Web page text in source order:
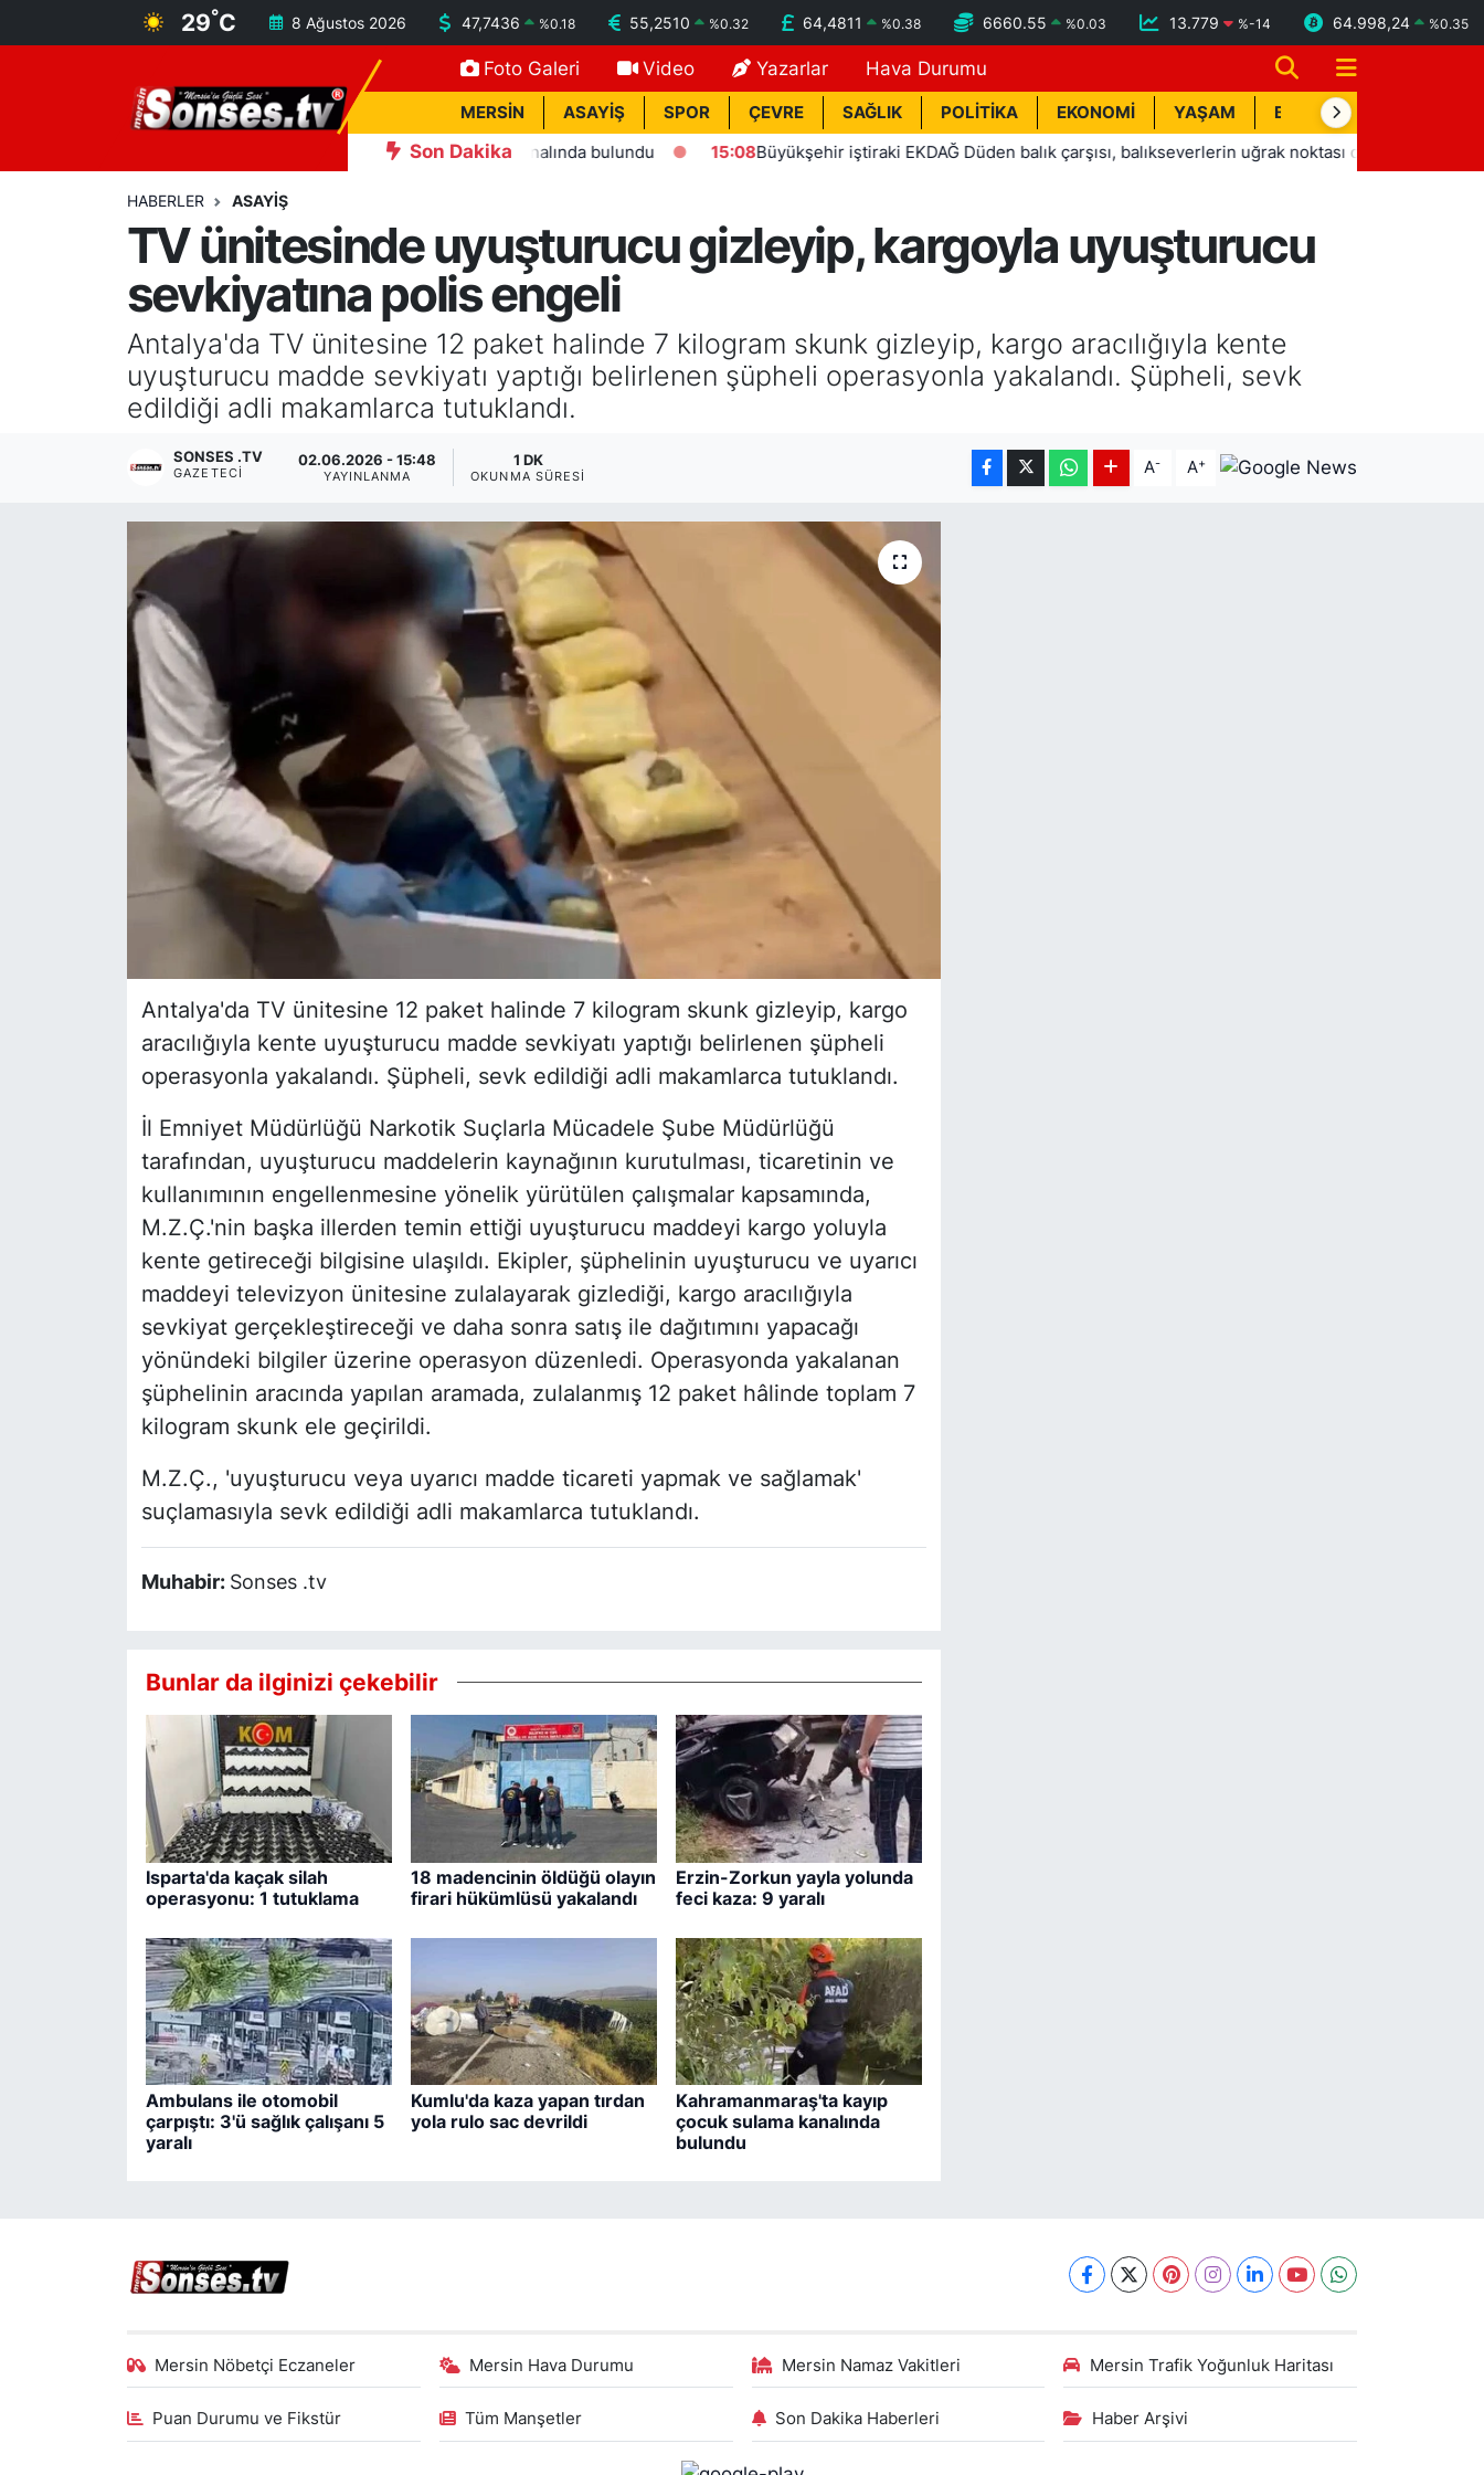
29°C 8 Ağustos 2026 47,7436 %0.18 55,2510 %0.32 64,4811 %0.38 6660.55 %0.03 13.779 %-14 64.998,24 %0.35
Foto Galeri Video Yazarlar Hava Durumu
MERSİN ASAYİŞ SPOR ÇEVRE SAĞLIK POLİTİKA EKONOMİ YAŞAM BİK İLAN
Son Dakika
Kahramanmaraş'ta kayıp çocuk sulama kanalında bulundu 15:08 Büyükşehir iştiraki EKDAĞ Düden balık çarşısı, balıkseverlerin uğrak noktası oldu
HABERLER ASAYİŞ
TV ünitesinde uyuşturucu gizleyip, kargoyla uyuşturucu
sevkiyatına polis engeli
Antalya'da TV ünitesine 12 paket halinde 7 kilogram skunk gizleyip, kargo aracılığıyla kente
uyuşturucu madde sevkiyatı yaptığı belirlenen şüpheli operasyonla yakalandı. Şüpheli, sevk
edildiği adli makamlarca tutuklandı.
SONSES .TV
GAZETECI
02.06.2026 - 15:48
YAYINLANMA
1 DK
OKUNMA SÜRESI A- A+
Antalya'da TV ünitesine 12 paket halinde 7 kilogram skunk gizleyip, kargo
aracılığıyla kente uyuşturucu madde sevkiyatı yaptığı belirlenen şüpheli
operasyonla yakalandı. Şüpheli, sevk edildiği adli makamlarca tutuklandı.
İl Emniyet Müdürlüğü Narkotik Suçlarla Mücadele Şube Müdürlüğü
tarafından, uyuşturucu maddelerin kaynağının kurutulması, ticaretinin ve
kullanımının engellenmesine yönelik yürütülen çalışmalar kapsamında,
M.Z.Ç.'nin başka illerden temin ettiği uyuşturucu maddeyi kargo yoluyla
kente getireceği bilgisine ulaşıldı. Ekipler, şüphelinin uyuşturucu ve uyarıcı
maddeyi televizyon ünitesine zulalayarak gizlediği, kargo aracılığıyla
sevkiyat gerçekleştireceği ve daha sonra satış ile dağıtımını yapacağı
yönündeki bilgiler üzerine operasyon düzenledi. Operasyonda yakalanan
şüphelinin aracında yapılan aramada, zulalanmış 12 paket hâlinde toplam 7
kilogram skunk ele geçirildi.
M.Z.Ç., 'uyuşturucu veya uyarıcı madde ticareti yapmak ve sağlamak'
suçlamasıyla sevk edildiği adli makamlarca tutuklandı.
Muhabir: Sonses .tv
Bunlar da ilginizi çekebilir
Isparta'da kaçak silah
operasyonu: 1 tutuklama
18 madencinin öldüğü olayın
firari hükümlüsü yakalandı
Erzin-Zorkun yayla yolunda
feci kaza: 9 yaralı
Ambulans ile otomobil
çarpıştı: 3'ü sağlık çalışanı 5
yaralı
Kumlu'da kaza yapan tırdan
yola rulo sac devrildi
Kahramanmaraş'ta kayıp
çocuk sulama kanalında
bulundu
Mersin Nöbetçi Eczaneler Mersin Hava Durumu Mersin Namaz Vakitleri Mersin Trafik Yoğunluk Haritası
Puan Durumu ve Fikstür Tüm Manşetler Son Dakika Haberleri Haber Arşivi
MERSİN
GÜNÜN MANŞETİ
DÜNYA
KÜLTÜR - SANAT
MAGAZİN
YEREL HABER
Haberde insan
Mersin Nöbetçi Eczaneler
Mersin Namaz Vakitleri
Mersin Trafik Yoğunluk Haritası
Süper Lig Puan Durumu ve Fikstür
Tüm Manşetler
Son Dakika Haberleri
Haber Arşivi